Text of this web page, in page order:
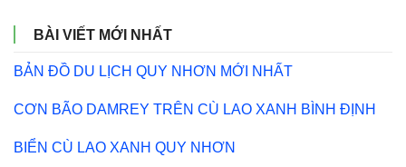
BÀI VIẾT MỚI NHẤT
BẢN ĐỒ DU LỊCH QUY NHƠN MỚI NHẤT
CƠN BÃO DAMREY TRÊN CÙ LAO XANH BÌNH ĐỊNH
BIỂN CÙ LAO XANH QUY NHƠN